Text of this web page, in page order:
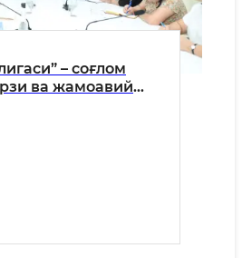
– соғлом
ва жамоавий